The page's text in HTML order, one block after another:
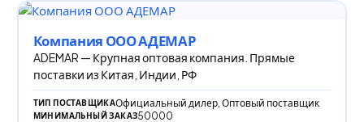
Компания ООО АДЕМАР
ADEMAR — Крупная оптовая компания. Прямые
поставки из Китая, Индии, РФ
ТИП ПОСТАВЩИКАОфициальный дилер, Оптовый поставщик
МИНИМАЛЬНЫЙ ЗАКАЗ50000